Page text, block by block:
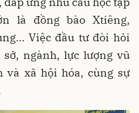
là đồng bào Xtiêng,
Việc đầu tư đòi hỏi
ngành, lực lượng vũ
và xã hội hóa, cùng sự